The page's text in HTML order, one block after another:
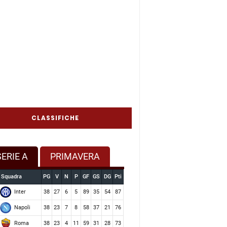
CLASSIFICHE
A PRIMAVERA
Squadra PG V N P GF GS DG Pti
Inter 38 27 6 5 89 35 54 87
Napoli 38 23 7 8 58 37 21 76
Roma 38 23 4 11 59 31 28 73